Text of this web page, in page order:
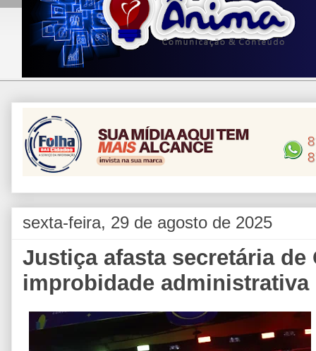
sexta-feira, 29 de agosto de 2025
Justiça afasta secretária de
improbidade administrativa